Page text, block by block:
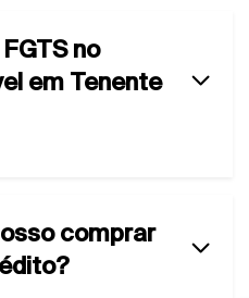
no
em Tenente
comprar